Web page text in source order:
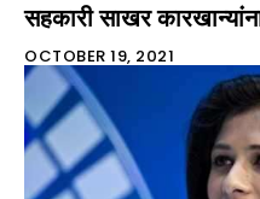
सहकारी साखर
OCTOBER 19, 2021